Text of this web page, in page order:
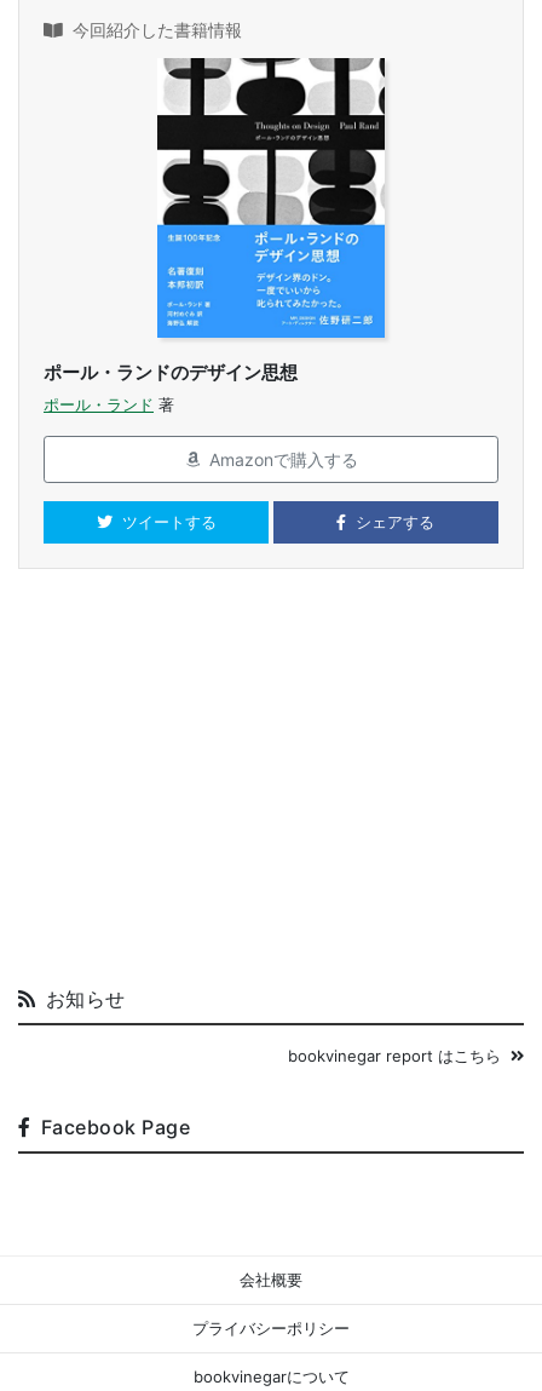
今回紹介した書籍情報
ポール・ランドのデザイン思想
ポール・ランド 著
Amazonで購入する
ツイートする シェアする
お知らせ
bookvinegar report はこちら
Facebook Page
会社概要
プライバシーポリシー
bookvinegarについて